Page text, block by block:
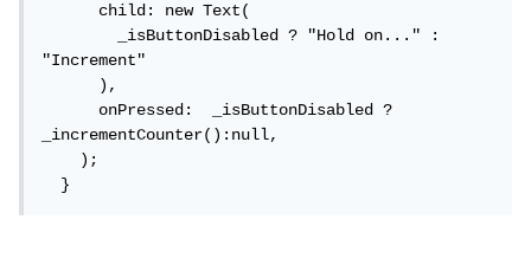
      child: new Text(
"Increment"
      ),
      onPressed:  _isButtonDisabled ?
_incrementCounter():null,
    );
  }